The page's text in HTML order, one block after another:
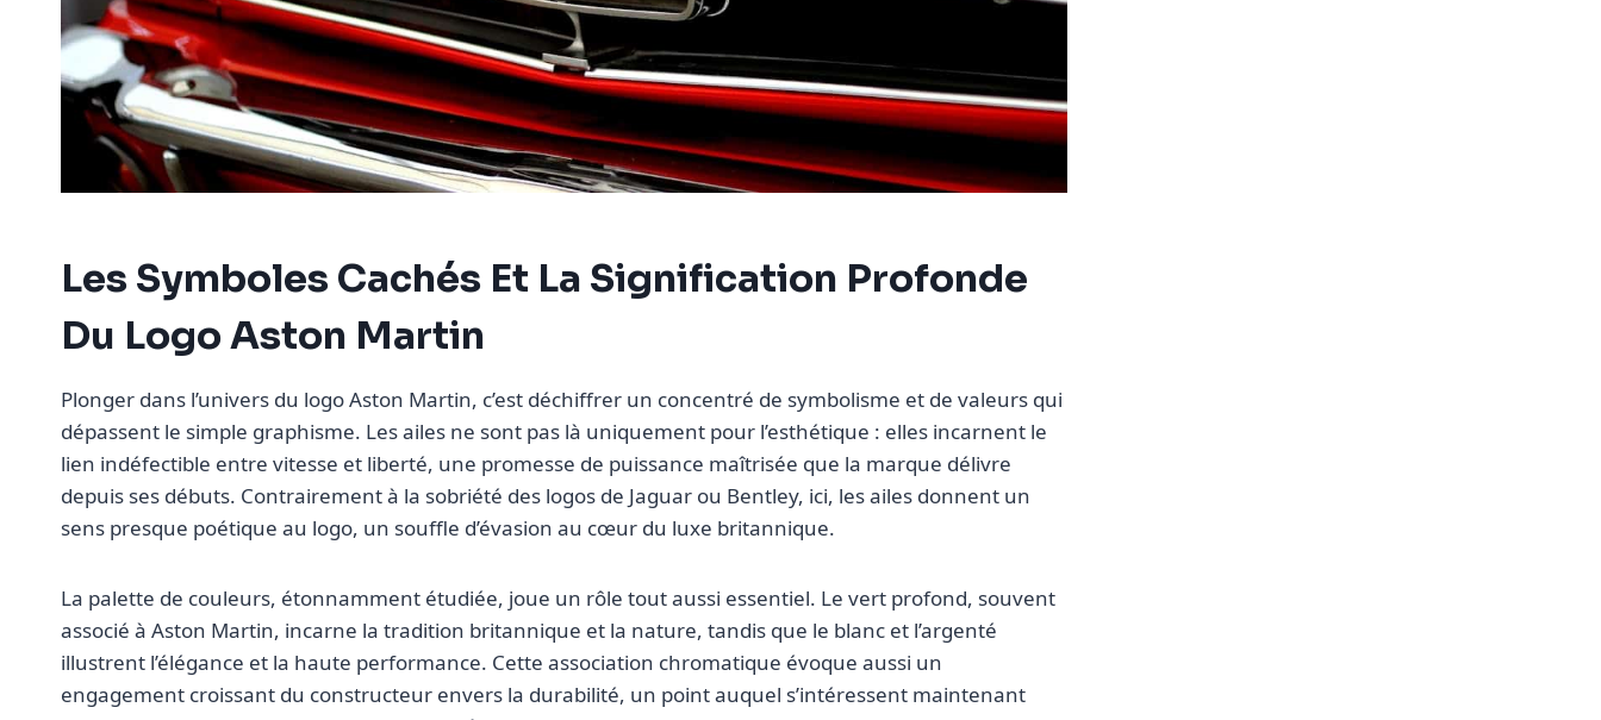
Les Symboles Cachés Et La Signification Profonde
Du Logo Aston Martin
Plonger dans l’univers du logo Aston Martin, c’est déchiffrer un concentré de symbolisme et de valeurs qui
dépassent le simple graphisme. Les ailes ne sont pas là uniquement pour l’esthétique : elles incarnent le
lien indéfectible entre vitesse et liberté, une promesse de puissance maîtrisée que la marque délivre
depuis ses débuts. Contrairement à la sobriété des logos de Jaguar ou Bentley, ici, les ailes donnent un
sens presque poétique au logo, un souffle d’évasion au cœur du luxe britannique.
La palette de couleurs, étonnamment étudiée, joue un rôle tout aussi essentiel. Le vert profond, souvent
associé à Aston Martin, incarne la tradition britannique et la nature, tandis que le blanc et l’argenté
illustrent l’élégance et la haute performance. Cette association chromatique évoque aussi un
engagement croissant du constructeur envers la durabilité, un point auquel s’intéressent maintenant